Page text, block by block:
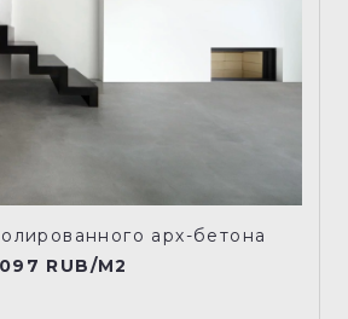
арх-бетона
RUB/M2